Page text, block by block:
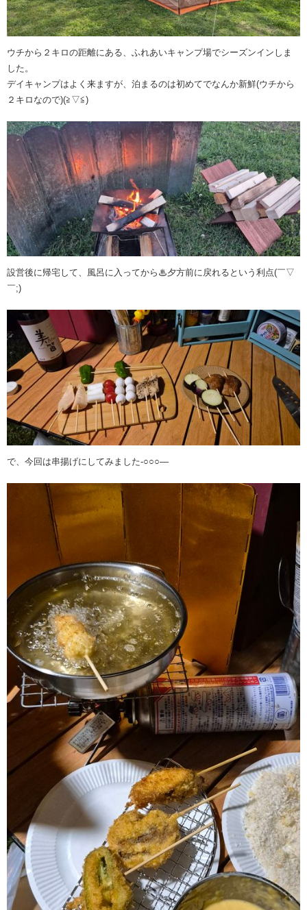
ウチから２キロの距離にある、ふれあいキャンプ場でシーズンインしま
した。
デイキャンプはよく来ますが、泊まるのは初めてでなんか新鮮(ウチから
２キロなので)(≧▽≦)
設営後に帰宅して、風呂に入ってから♨夕方前に戻れるという利点(￣▽
￣;)
で、今回は串揚げにしてみました-○○○―